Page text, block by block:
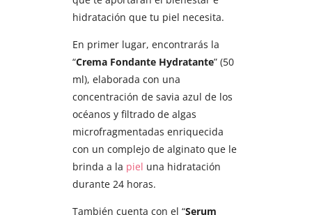
hidratación que tu piel necesita.
En primer lugar, encontrarás la
“Crema Fondante Hydratante” (50
ml), elaborada con una
concentración de savia azul de los
océanos y filtrado de algas
microfragmentadas enriquecida
con un complejo de alginato que le
brinda a la piel una hidratación
durante 24 horas.
También cuenta con el “Serum